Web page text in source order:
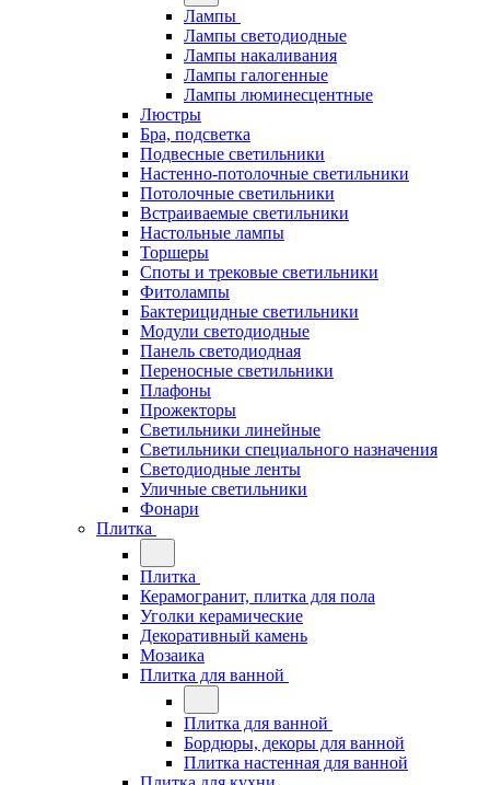
Лампы
Лампы светодиодные
Лампы накаливания
Лампы галогенные
Лампы люминесцентные
Люстры
Бра, подсветка
Подвесные светильники
Настенно-потолочные светильники
Потолочные светильники
Встраиваемые светильники
Настольные лампы
Торшеры
Споты и трековые светильники
Фитолампы
Бактерицидные светильники
Модули светодиодные
Панель светодиодная
Переносные светильники
Плафоны
Прожекторы
Светильники линейные
Светильники специального назначения
Светодиодные ленты
Уличные светильники
Фонари
Плитка
Плитка
Керамогранит, плитка для пола
Уголки керамические
Декоративный камень
Мозаика
Плитка для ванной
Плитка для ванной
Бордюры, декоры для ванной
Плитка настенная для ванной